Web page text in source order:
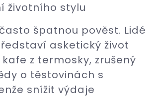
životního stylu
špatnou pověst. Lidé
asketický život
z termosky, zrušený
o těstovinách s
snížit výdaje